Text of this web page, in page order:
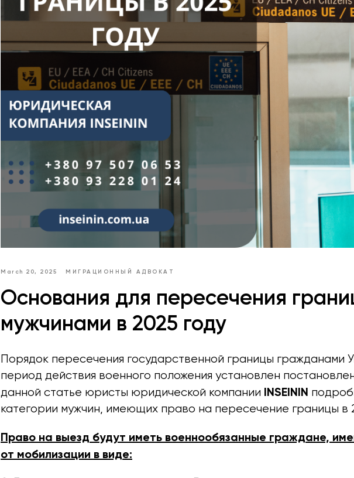
March 20, 2025 МИГРАЦИОННЫЙ АДВОКАТ
Основания для пересечения
мужчинами в 2025 году
Порядок пересечения государственной границы гражданами
период действия военного положения установлен
данной статье юристы юридической компании INSEININ
категории мужчин, имеющих право на пересечение границы в
Право на выезд будут иметь военнообязанные граждане,
от мобилизации в виде: